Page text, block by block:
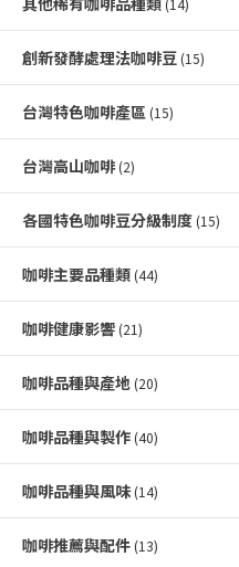
創新發酵處理法咖啡豆 (15)
台灣特色咖啡產區 (15)
台灣高山咖啡(2)
各國特色咖啡豆分級制度 (15)
咖啡主要品種類 (44)
咖啡健康影響 (21)
咖啡品種與產地 (20)
咖啡品種與製作 (40)
咖啡品種與風味(14)
咖啡推薦與配件 (13)